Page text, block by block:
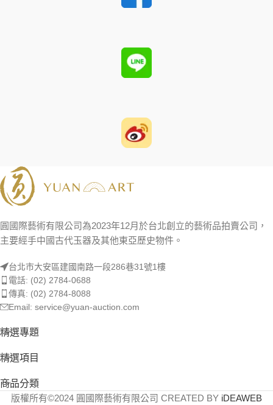
圓國際藝術有限公司為2023年12月於台北創立的藝術品拍賣公司，
主要經手中國古代玉器及其他東亞歷史物件。
台北市大安區建國南路一段286巷31號1樓
電話: (02) 2784-0688
傳真: (02) 2784-8088
Email: service@yuan-auction.com
精選專題
精選項目
商品分類
版權所有©2024 圓國際藝術有限公司 CREATED BY iDEAWEB